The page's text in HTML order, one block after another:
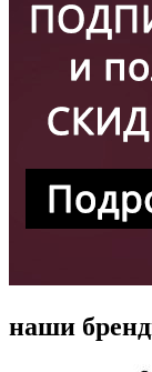
наши